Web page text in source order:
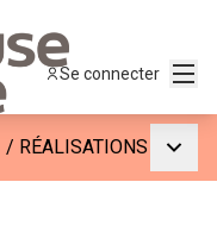
Se connecter
/ RÉALISATIONS